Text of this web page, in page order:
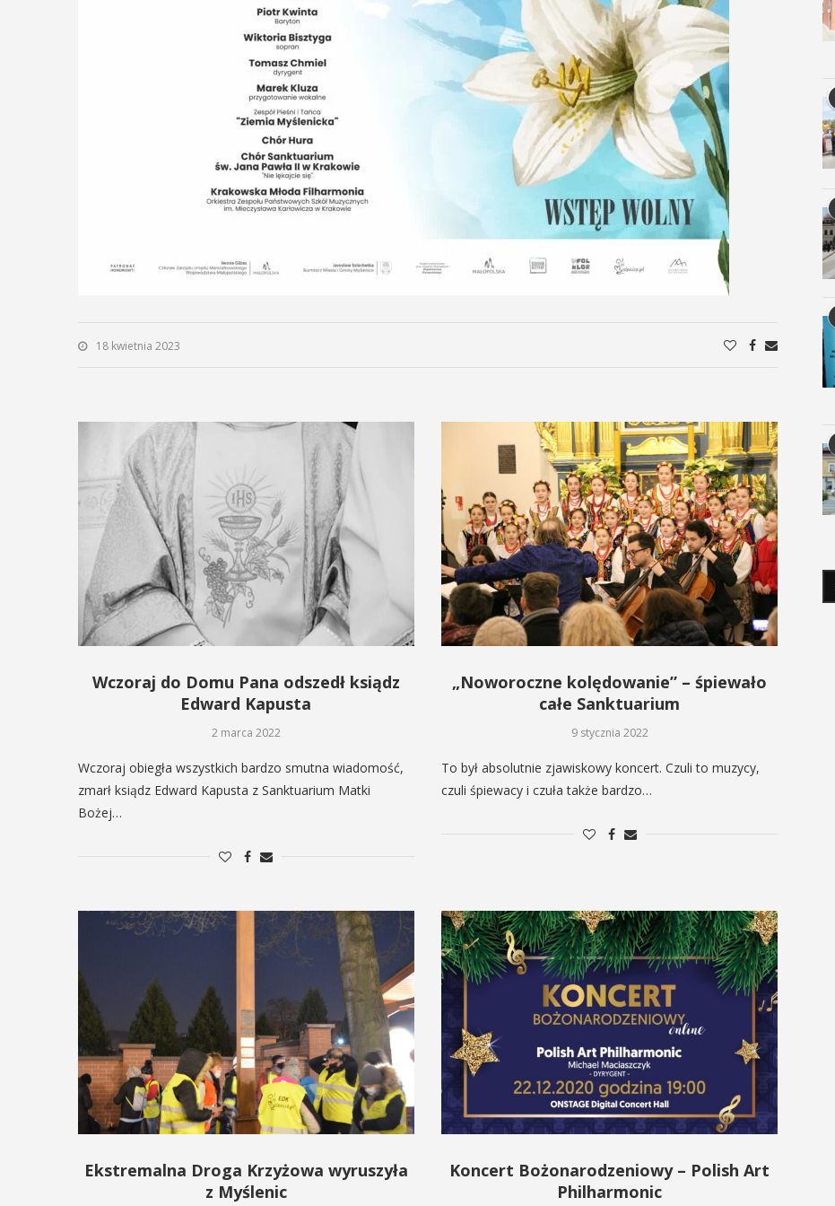
18 kwietnia 2023
Wczoraj do Domu Pana odszedł ksiądz
Edward Kapusta
2 marca 2022
Wczoraj obiegła wszystkich bardzo smutna wiadomość,
zmarł ksiądz Edward Kapusta z Sanktuarium Matki
Bożej…
„Noworoczne kolędowanie” – śpiewało
całe Sanktuarium
9 stycznia 2022
To był absolutnie zjawiskowy koncert. Czuli to muzycy,
czuli śpiewacy i czuła także bardzo…
Ekstremalna Droga Krzyżowa wyruszyła
z Myślenic
Koncert Bożonarodzeniowy – Polish Art
Philharmonic